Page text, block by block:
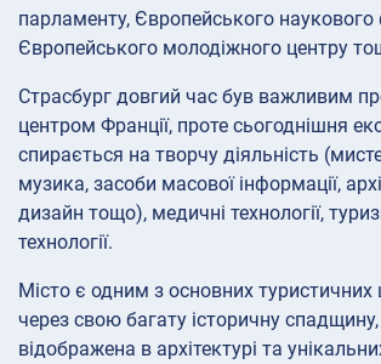
парламенту, Європейського наукового
Європейського молодіжного центру
Страсбург довгий час був важливим
центром Франції, проте сьогоднішня
спирається на творчу діяльність
музика, засоби масової інформації,
дизайн тощо), медичні технології,
технології.
Місто є одним з основних туристичних
через свою багату історичну
відображена в архітектурі та